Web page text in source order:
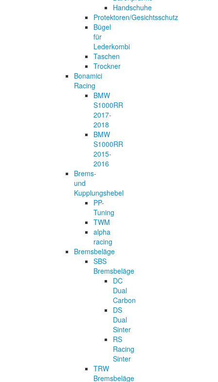
Handschuhe
Protektoren/Gesichtsschutz
Bügel
für
Lederkombi
Taschen
Trockner
Bonamici
Racing
BMW
S1000RR
2017-
2018
BMW
S1000RR
2015-
2016
Brems-
und
Kupplungshebel
PP-
Tuning
TWM
alpha
racing
Bremsbeläge
SBS
Bremsbeläge
DC
Dual
Carbon
DS
Dual
Sinter
RS
Racing
Sinter
TRW
Bremsbeläge